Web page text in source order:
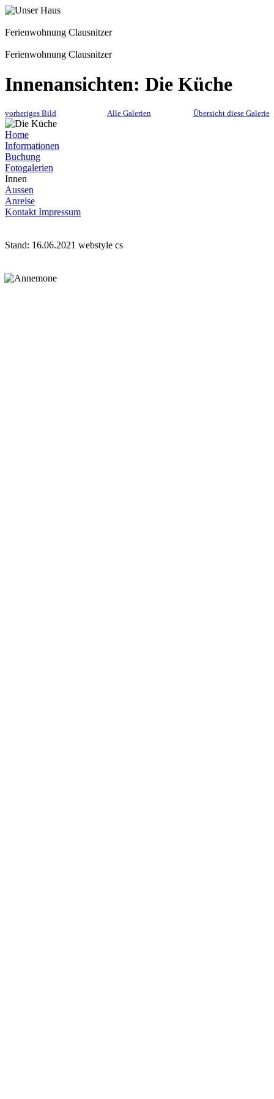
Ferienwohnung Clausnitzer
Ferienwohnung Clausnitzer
Innenansichten: Die Küche
vorheriges Bild Alle Galerien Übersicht diese Galerie
Home
Informationen
Buchung
Fotogalerien
Innen
Aussen
Anreise
Kontakt Impressum
Stand: 16.06.2021 webstyle cs